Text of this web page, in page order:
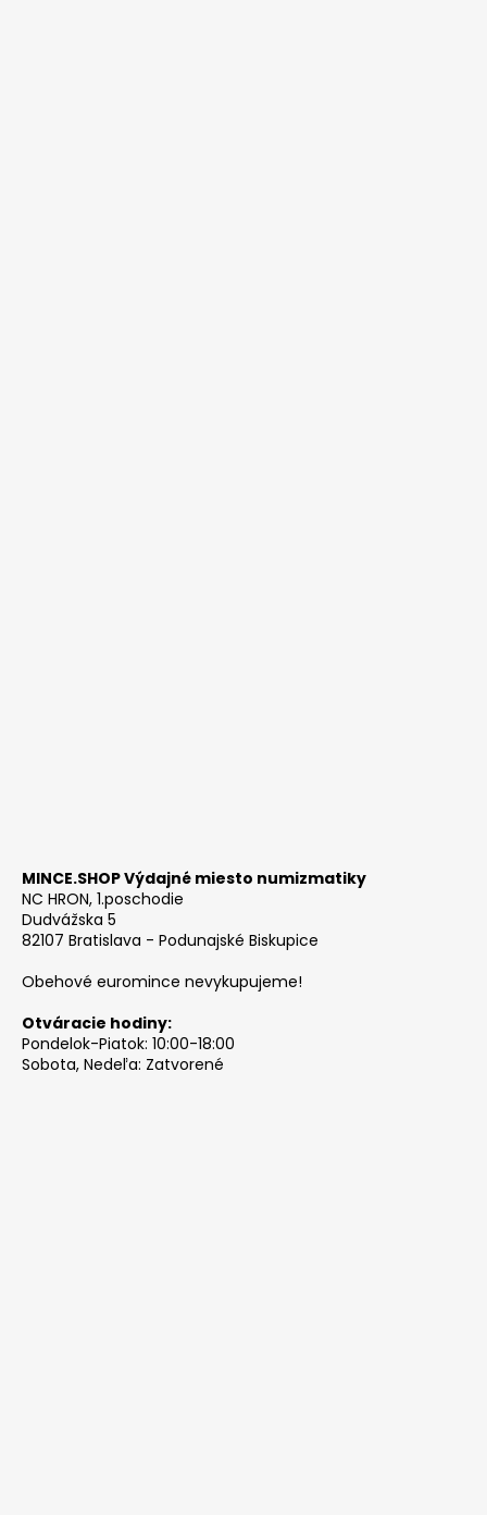
MINCE.SHOP Výdajné miesto numizmatiky
NC HRON, 1.poschodie
Dudvážska 5
82107 Bratislava - Podunajské Biskupice
Obehové euromince nevykupujeme!
Otváracie hodiny:
Pondelok-Piatok: 10:00-18:00
Sobota, Nedeľa: Zatvorené